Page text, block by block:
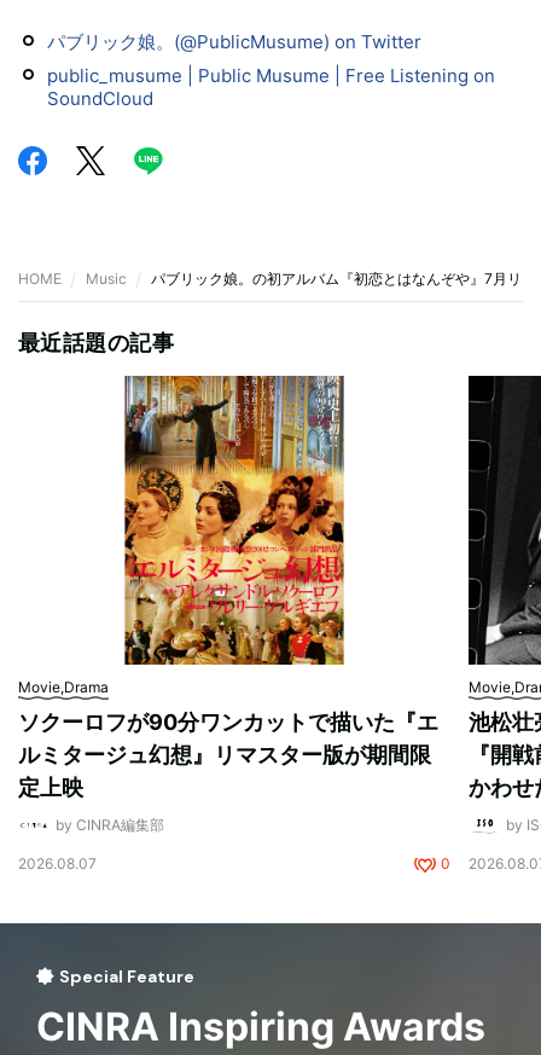
パブリック娘。(@PublicMusume) on Twitter
public_musume | Public Musume | Free Listening on
SoundCloud
HOME Music パブリック娘。の初アルバム『初恋とはなんぞや』7月リリ
最近話題の記事
Movie,Drama
ソクーロフが90分ワンカットで描いた『エ
ルミタージュ幻想』リマスター版が期間限
定上映
by CINRA編集部
2026.08.07 0
池松壮
『開
かわせ
by
Special Feature
CINRA Inspiring Awards